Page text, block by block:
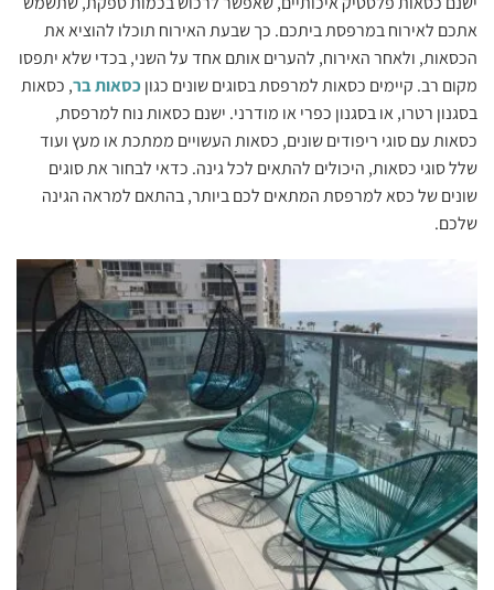
אתכם לאירוח במרפסת ביתכם. כך שבעת האירוח תוכלו להוציא את
הכסאות, ולאחר האירוח, להערים אותם אחד על השני, בכדי שלא יתפסו
מקום רב. קיימים כסאות למרפסת בסוגים שונים כגוןכסאות בר, כסאות
בסגנון רטרו, או בסגנון כפרי או מודרני. ישנם כסאות נוח למרפסת,
כסאות עם סוגי ריפודים שונים, כסאות העשויים ממתכת או מעץ ועוד
שלל סוגי כסאות, היכולים להתאים לכל גינה. כדאי לבחור את סוגים
שונים של כסא למרפסת המתאים לכם ביותר, בהתאם למראה הגינה
שלכם.